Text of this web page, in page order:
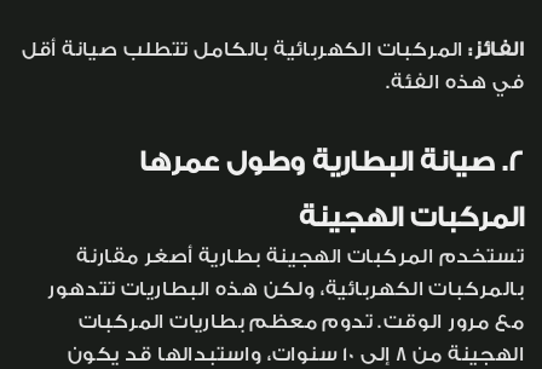
الفائز:المركبات الكهربائية بالكامل تتطلب صيانة أقل
في هذه الفئة.
2. صيانة البطارية وطول عمرها
المركبات الهجينة
تستخدم المركبات الهجينة بطارية أصغر مقارنة
بالمركبات الكهربائية، ولكن هذه البطاريات تتدهور
مع مرور الوقت. تدوم معظم بطاريات المركبات
الهجينة من 8 إلى 10 سنوات، واستبدالها قد يكون